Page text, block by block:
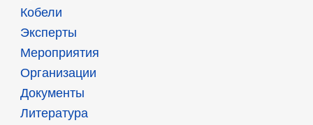
Кобели
Эксперты
Мероприятия
Организации
Документы
Литература